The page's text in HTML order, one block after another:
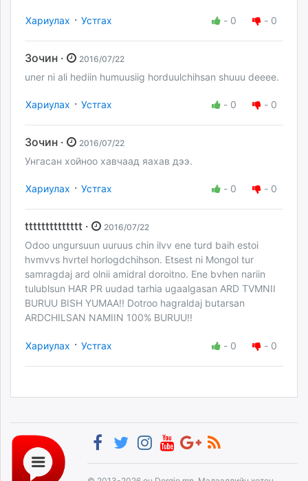
Хариулах · Устгах - 0 - 0
Зочин · 2016/07/22
uner ni ali hediin humuusiig horduulchihsan shuuu deeee.
Хариулах · Устгах - 0 - 0
Зочин · 2016/07/22
Унгасан хойноо хавчаад яахав дээ.
Хариулах · Устгах - 0 - 0
tttttttttttttt · 2016/07/22
Odoo ungursuun uuruus chin ilvv ene turd baih estoi
hvmvvs hvrtel horlogdchihson. Etsest ni Mongol tur
samragdaj ard olnii amidral doroitno. Ene bvhen nariin
tulublsun HAR PR uudad tarhia ugaalgasan ARD TVMNII
BURUU BISH YUMAA!! Dotroo hagraldaj butarsan
ARDCHILSAN NAMIIN 100% BURUU!!
Хариулах · Устгах - 0 - 0